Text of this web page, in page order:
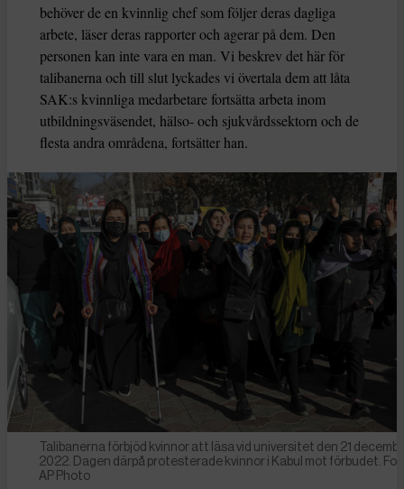
behöver de en kvinnlig chef som följer deras dagliga
arbete, läser deras rapporter och agerar på dem. Den
personen kan inte vara en man. Vi beskrev det här för
talibanerna och till slut lyckades vi övertala dem att låta
SAK:s kvinnliga medarbetare fortsätta arbeta inom
utbildningsväsendet, hälso- och sjukvårdssektorn och de
flesta andra områdena, fortsätter han.
Talibanerna förbjöd kvinnor att läsa vid universitet den 21
2022. Dagen därpå protesterade kvinnor i Kabul mot förbudet.
AP Photo